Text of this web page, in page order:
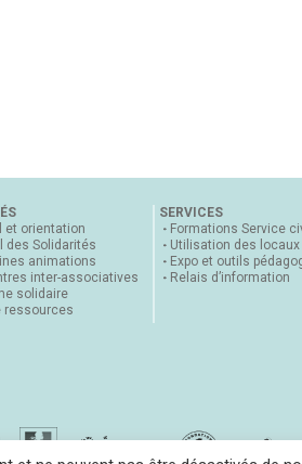
et orientation
des Solidarités
animations
inter-associatives
solidaire
ressources
SERVICES
Formations Service
Utilisation des locaux
Expo et outils
Relais d’information